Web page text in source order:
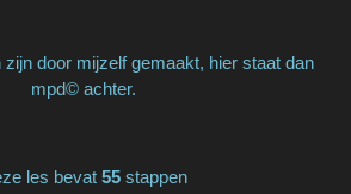
door mijzelf gemaakt, hier staat dan
mpd© achter.
les bevat 55 stappen